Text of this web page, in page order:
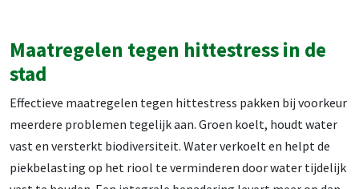
Maatregelen tegen hittestress in de
stad
Effectieve maatregelen tegen hittestress pakken bij voorkeur
meerdere problemen tegelijk aan. Groen koelt, houdt water
vast en versterkt biodiversiteit. Water verkoelt en helpt de
piekbelasting op het riool te verminderen door water tijdelijk